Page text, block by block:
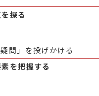
探る
問」を投げかける
を把握する